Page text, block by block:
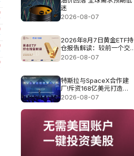
迷
2026-08-07
2026年8月7日黄金ETF持
仓报告解读：较前一个交
易日增加0.571吨
2026-08-07
特斯拉与SpaceX合作建
厂!斥资168亿美元打造
Terafab基地
2026-08-07